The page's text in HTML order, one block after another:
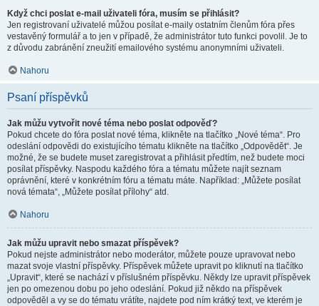
Když chci poslat e-mail uživateli fóra, musím se přihlásit?
Jen registrovaní uživatelé můžou posílat e-maily ostatním členům fóra přes
vestavěný formulář a to jen v případě, že administrátor tuto funkci povolil. Je to
z důvodu zabránění zneužití emailového systému anonymními uživateli.
Nahoru
Psaní příspěvků
Jak můžu vytvořit nové téma nebo poslat odpověď?
Pokud chcete do fóra poslat nové téma, klikněte na tlačítko „Nové téma“. Pro
odeslání odpovědi do existujícího tématu klikněte na tlačítko „Odpovědět“. Je
možné, že se budete muset zaregistrovat a přihlásit předtím, než budete moci
posílat příspěvky. Naspodu každého fóra a tématu můžete najít seznam
oprávnění, které v konkrétním fóru a tématu máte. Například: „Můžete posílat
nová témata“, „Můžete posílat přílohy“ atd.
Nahoru
Jak můžu upravit nebo smazat příspěvek?
Pokud nejste administrátor nebo moderátor, můžete pouze upravovat nebo
mazat svoje vlastní příspěvky. Příspěvek můžete upravit po kliknutí na tlačítko
„Upravit“, které se nachází v příslušném příspěvku. Někdy lze upravit příspěvek
jen po omezenou dobu po jeho odeslání. Pokud již někdo na příspěvek
odpověděl a vy se do tématu vrátíte, najdete pod ním krátký text, ve kterém je